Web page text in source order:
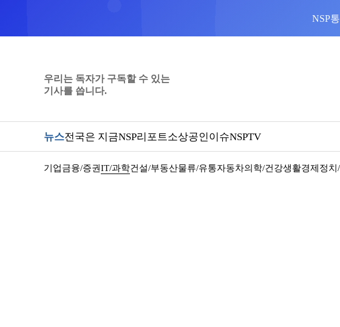
NSP
우리는 독자가 구독할 수 있는
기사를 씁니다.
뉴스전국은 지금NSP리포트소상공인이슈NSPTV
기업금융/증권IT/과학건설/부동산물류/유통자동차의학/건강생활경제 정치